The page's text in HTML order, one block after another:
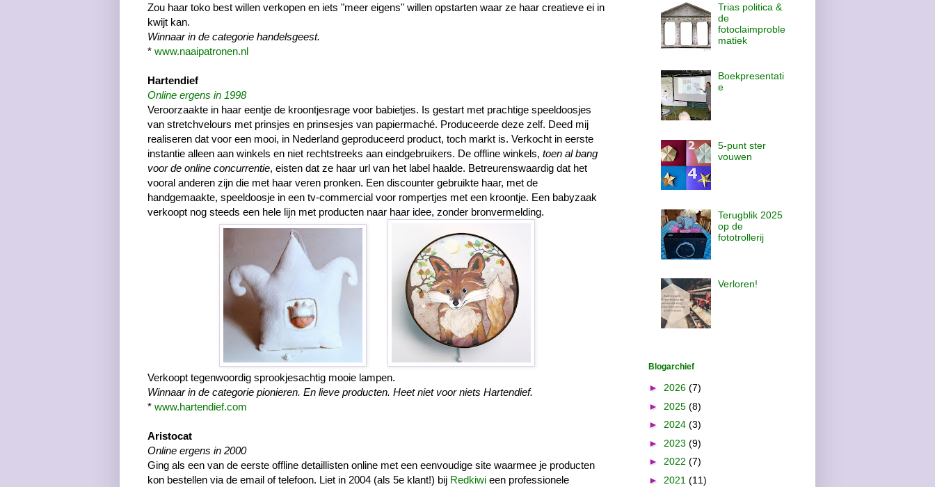
Zou haar toko best willen verkopen en iets "meer eigens" willen opstarten waar ze haar creatieve ei in
kwijt kan.
Winnaar in de categorie handelsgeest.
* www.naaipatronen.nl
Hartendief
Online ergens in 1998
Veroorzaakte in haar eentje de kroontjesrage voor babietjes. Is gestart met prachtige speeldoosjes
van stretchvelours met prinsjes en prinsesjes van papiermaché. Produceerde deze zelf. Deed mij
realiseren dat voor een mooi, in Nederland geproduceerd product, toch markt is. Verkocht in eerste
instantie alleen aan winkels en niet rechtstreeks aan eindgebruikers. De offline winkels, toen al bang
voor de online concurrentie, eisten dat ze haar url van het label haalde. Betreurenswaardig dat het
vooral anderen zijn die met haar veren pronken. Een discounter gebruikte haar, met de
handgemaakte, speeldoosje in een tv-commercial voor rompertjes met een kroontje. Een babyzaak
verkoopt nog steeds een hele lijn met producten naar haar idee, zonder bronvermelding.
Verkoopt tegenwoordig sprookjesachtig mooie lampen.
Winnaar in de categorie pionieren. En lieve producten. Heet niet voor niets Hartendief.
* www.hartendief.com
Aristocat
Online ergens in 2000
Ging als een van de eerste offline detaillisten online met een eenvoudige site waarmee je producten
kon bestellen via de email of telefoon. Liet in 2004 (als 5e klant!) bij Redkiwi een professionele
Trias politica &
de
fotoclaimproble
matiek
Boekpresentati
e
5-punt ster
vouwen
Terugblik 2025
op de
fototrollerij
Verloren!
Blogarchief
► 2026 (7)
► 2025 (8)
► 2024 (3)
► 2023 (9)
► 2022 (7)
► 2021 (11)